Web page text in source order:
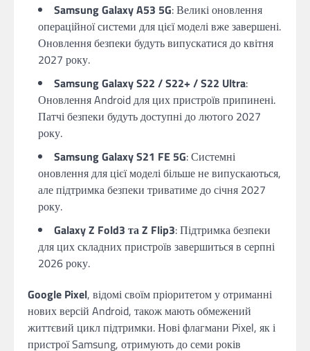
Samsung Galaxy A53 5G: Великі оновлення
операційної системи для цієї моделі вже завершені.
Оновлення безпеки будуть випускатися до квітня
2027 року.
Samsung Galaxy S22 / S22+ / S22 Ultra:
Оновлення Android для цих пристроїв припинені.
Патчі безпеки будуть доступні до лютого 2027
року.
Samsung Galaxy S21 FE 5G: Системні
оновлення для цієї моделі більше не випускаються,
але підтримка безпеки триватиме до січня 2027
року.
Galaxy Z Fold3 та Z Flip3: Підтримка безпеки
для цих складних пристроїв завершиться в серпні
2026 року.
Google Pixel, відомі своїм пріоритетом у отриманні
нових версій Android, також мають обмежений
життєвий цикл підтримки. Нові флагмани Pixel, як і
пристрої Samsung, отримують до семи років